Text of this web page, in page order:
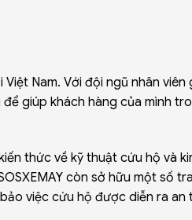
Nam. Với đội ngũ nhân viên
giúp khách hàng của mình
thức về kỹ thuật cứu hộ và
còn sở hữu một số
việc cứu hộ được diễn ra an